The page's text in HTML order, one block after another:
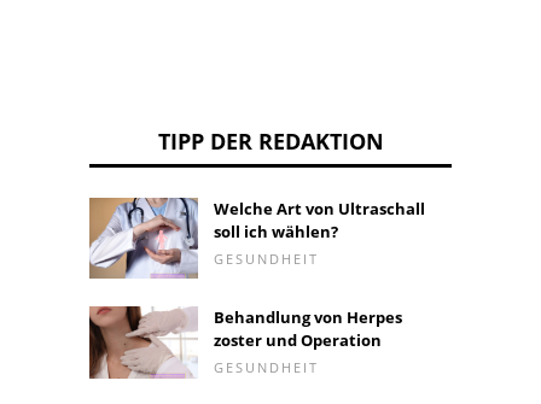
TIPP DER REDAKTION
Welche Art von Ultraschall
soll ich wählen?
GESUNDHEIT
Behandlung von Herpes
zoster und Operation
GESUNDHEIT